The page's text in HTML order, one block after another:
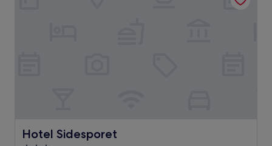
Hotel Sidesporet
Hotel Sidesporet